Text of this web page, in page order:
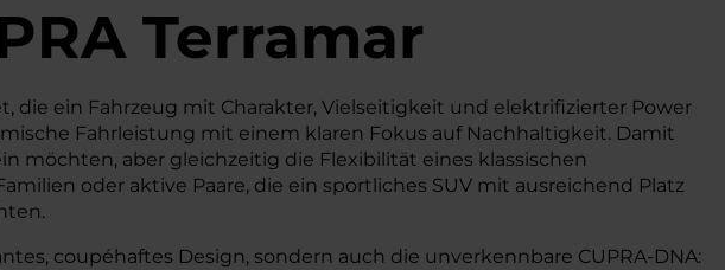
Terramar
die ein Fahrzeug mit Charakter, Vielseitigkeit und elektrifizierter Power
Fahrleistung mit einem klaren Fokus auf Nachhaltigkeit. Damit
möchten, aber gleichzeitig die Flexibilität eines klassischen
oder aktive Paare, die ein sportliches SUV mit ausreichend Platz
coupéhaftes Design, sondern auch die unverkennbare CUPRA-DNA: